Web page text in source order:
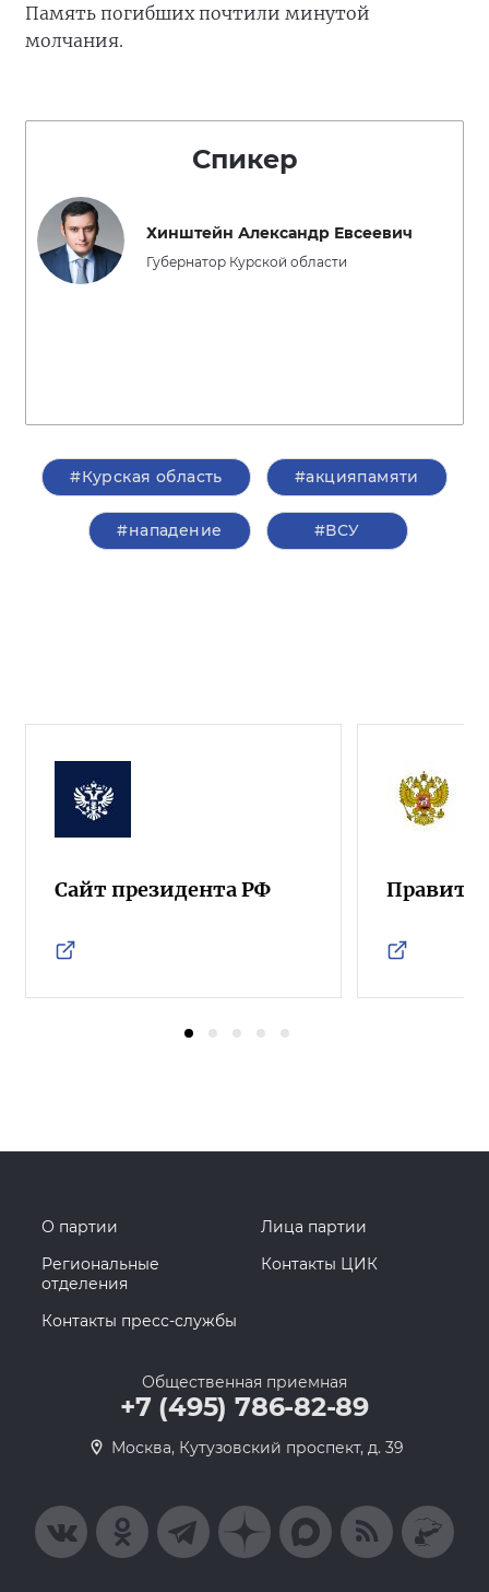
Память погибших почтили минутой
молчания.
Спикер
Хинштейн Александр Евсеевич
Губернатор Курской области
#Курская область #акцияпамяти
#нападение #ВСУ
Сайт президента РФ
О партии
Лица партии
Региональные
отделения
Контакты ЦИК
Контакты пресс-службы
Общественная приемная
+7 (495) 786-82-89
Москва, Кутузовский проспект, д. 39